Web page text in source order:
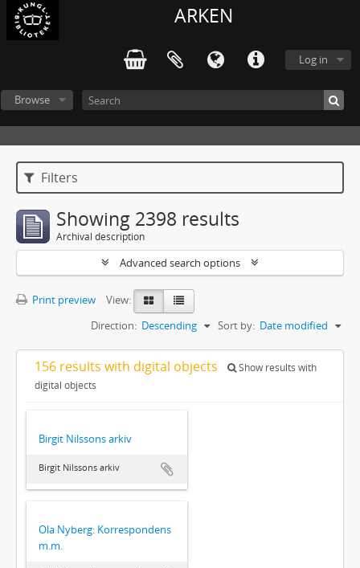
ARKEN
Log in
Browse
Filters
Showing 2398 results
Archival description
Advanced search options
Print preview
View:
Sort by: Date modified
Direction: Descending
156 results with digital objects
Show results with
digital objects
Birgit Nilssons arkiv
Birgit Nilssons arkiv
Ola Nyberg: Korrespondens
m.m.